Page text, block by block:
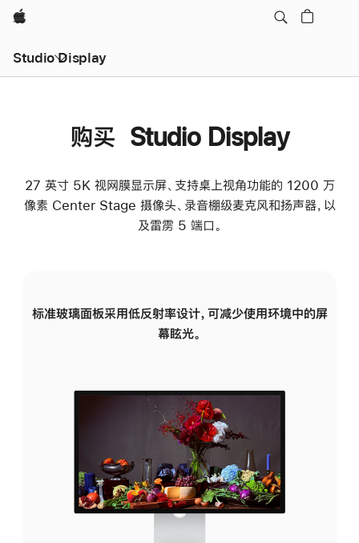
Apple
Studio Display
购买 Studio Display
27 英寸 5K 视网膜显示屏、支持桌上视角功能的 1200 万
像素 Center Stage 摄像头、录音棚级麦克风和扬声器，以
及雷雳 5 端口。
标准玻璃面板采用低反射率设计，可减少使用环境中的屏
幕眩光。